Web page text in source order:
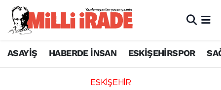
ASAYİŞ HABERDE İNSAN ESKİŞEHİRSPOR
ESKİŞEHİR